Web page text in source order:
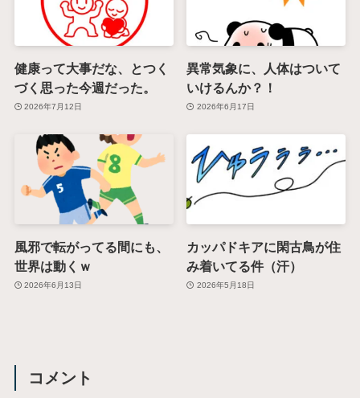
健康って大事だな、とつく
づく思った今週だった。
2026年7月12日
異常気象に、人体はついて
いけるんか？！
2026年6月17日
風邪で転がってる間にも、
世界は動くｗ
2026年6月13日
カッパドキアに閑古鳥が住
み着いてる件（汗）
2026年5月18日
コメント